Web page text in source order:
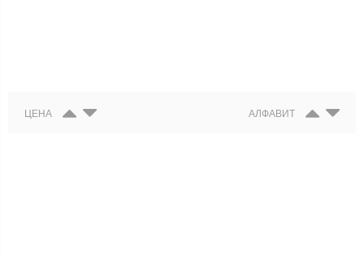
ЦЕНА АЛФАВИТ